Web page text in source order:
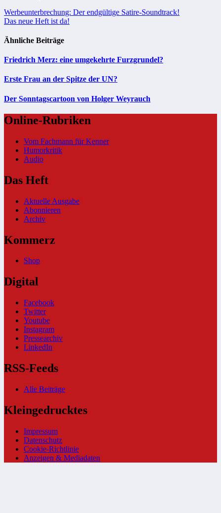
Beitragsnavigation
Werbeunterbrechung: Der endgültige Satire-Soundtrack!
Das neue Heft ist da!
Ähnliche Beiträge
Friedrich Merz: eine umgekehrte Furzgrundel?
Erste Frau an der Spitze der UN?
Der Sonntagscartoon von Holger Weyrauch
Online-Rubriken
Vom Fachmann für Kenner
Humorkritik
Audio
Das Heft
Aktuelle Ausgabe
Abonnieren
Archiv
Kommerz
Shop
Digital
Facebook
Twitter
Youtube
Instagram
Pressearchiv
LinkedIn
RSS-Feeds
Alle Beiträge
Kleingedrucktes
Impressum
Datenschutz
Cookie-Richtlinie
Anzeigen & Mediadaten